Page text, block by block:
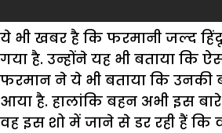
ये भी खबर है कि फरमानी जल्द
गया है. उन्होंने यह भी बताया कि
फरमान ने ये भी बताया कि उनकी
आया है. हालांकि बहन अभी इस बारे
वह इस शो में जाने से डर रही हैं कि